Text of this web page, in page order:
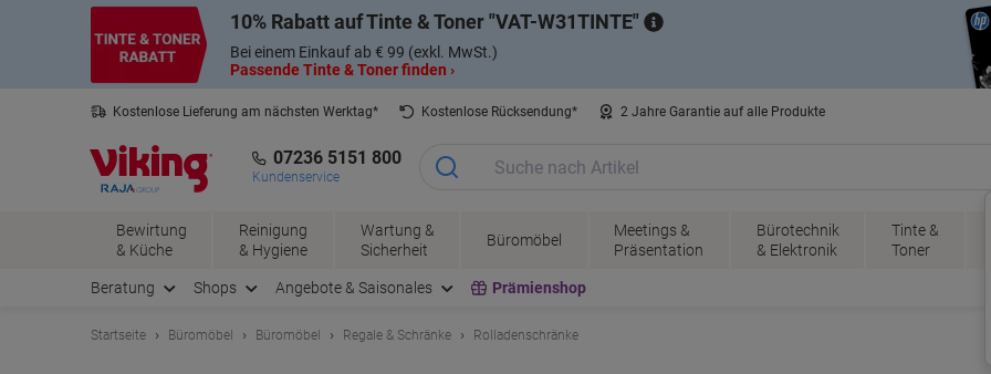
10% Rabatt auf Tinte & Toner VAT-W31TINTE
Bei einem Einkauf ab € 99 (exkl. MwSt.)
Passende Tinte & Toner finden ›
Kostenlose Lieferung am nächsten Werktag* Kostenlose Rücksendung* 2 Jahre Garantie auf alle Produkte
07236 5151 800
Kundenservice
Bewirtung
& Küche
Reinigung
& Hygiene
Wartung &
Sicherheit
Büromöbel
Meetings &
Präsentation
Bürotechnik
& Elektronik
Tinte &
Toner
Beratung Shops Angebote & Saisonales Prämienshop
Startseite Büromöbel Büromöbel Regale & Schränke Rolladenschränke